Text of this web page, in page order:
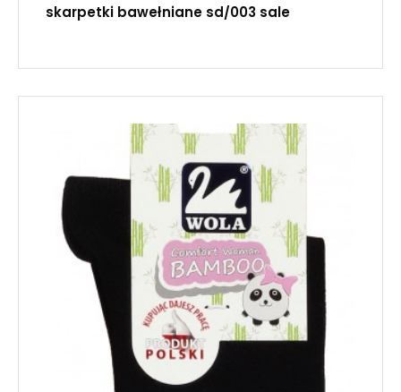
skarpetki bawełniane sd/003 sale